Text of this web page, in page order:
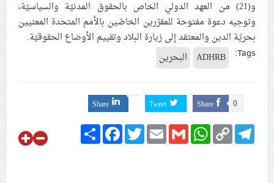
و(21) من العهد الدولي الخاص بالحقوق المدنيّة والسياسيّة،
وتوجيه دعوة مفتوحة للمقرّرين الخاصّين بالأمم المتحدة المعنيين
بحريّة الدين والمعتقد إلى زيارة البلاد وتقييم الأوضاع الحقوقيّة.
Tags:
ADHRB البحرين
Share 0
Tweet
Share
ShareFacebookTwitterEmailGmail
WhatsApp Copy
Link
Telegram